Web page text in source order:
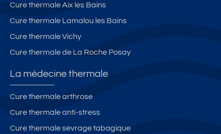
Cure thermale Aix les Bains
Cure thermale Lamalou les Bains
Cure thermale Vichy
Cure thermale de La Roche Posay
La médecine thermale
Cure thermale arthrose
Cure thermale anti-stress
Cure thermale sevrage tabagique